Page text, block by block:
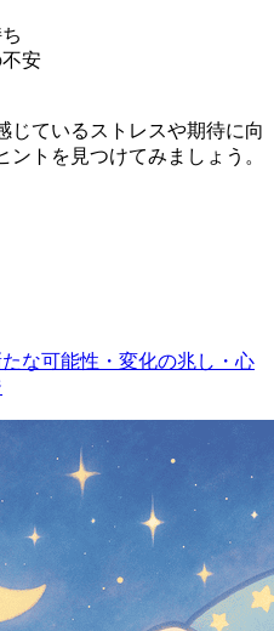
安
じているストレスや期待に向
トを見つけてみましょう。
な可能性・変化の兆し・心